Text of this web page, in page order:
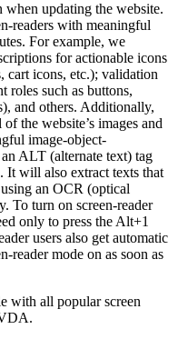
when updating the website.
readers with meaningful
For example, we
for actionable icons
cart icons, etc.); validation
roles such as buttons,
and others. Additionally,
the website’s images and
image-object-
ALT (alternate text) tag
It will also extract texts that
an OCR (optical
To turn on screen-reader
only to press the Alt+1
users also get automatic
reader mode on as soon as
with all popular screen